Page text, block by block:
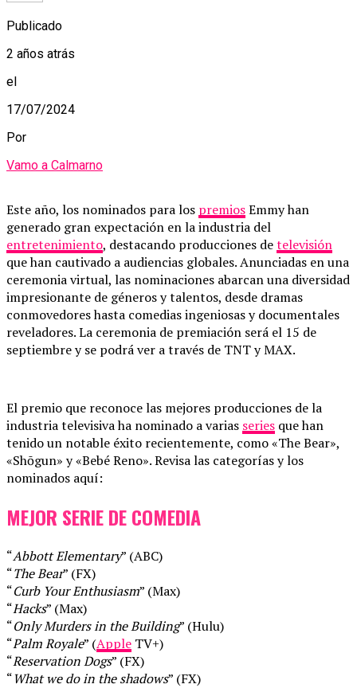
Publicado
2 años atrás
el
17/07/2024
Por
Vamo a Calmarno
Este año, los nominados para los premiosEmmy han
generado gran expectación en la industria del
entretenimiento, destacando producciones detelevisión
que han cautivado a audiencias globales. Anunciadas en una
ceremonia virtual, las nominaciones abarcan una diversidad
impresionante de géneros y talentos, desde dramas
conmovedores hasta comedias ingeniosas y documentales
reveladores. La ceremonia de premiación será el 15 de
septiembre y se podrá ver a través de TNT y MAX.
El premio que reconoce las mejores producciones de la
industria televisiva ha nominado a varias series que han
tenido un notable éxito recientemente, como «The Bear»,
«Shōgun» y «Bebé Reno». Revisa las categorías y los
nominados aquí:
MEJOR SERIE DE COMEDIA
“Abbott Elementary” (ABC)
“The Bear” (FX)
“Curb Your Enthusiasm” (Max)
“Hacks” (Max)
“Only Murders in the Building” (Hulu)
“Palm Royale” (Apple TV+)
“Reservation Dogs” (FX)
“What we do in the shadows” (FX)